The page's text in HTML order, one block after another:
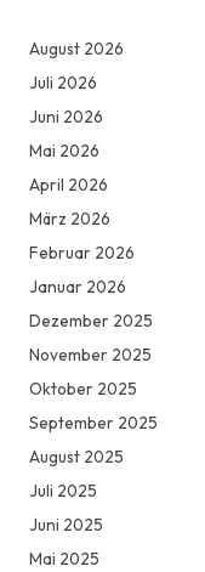
August 2026
Juli 2026
Juni 2026
Mai 2026
April 2026
März 2026
Februar 2026
Januar 2026
Dezember 2025
November 2025
Oktober 2025
September 2025
August 2025
Juli 2025
Juni 2025
Mai 2025